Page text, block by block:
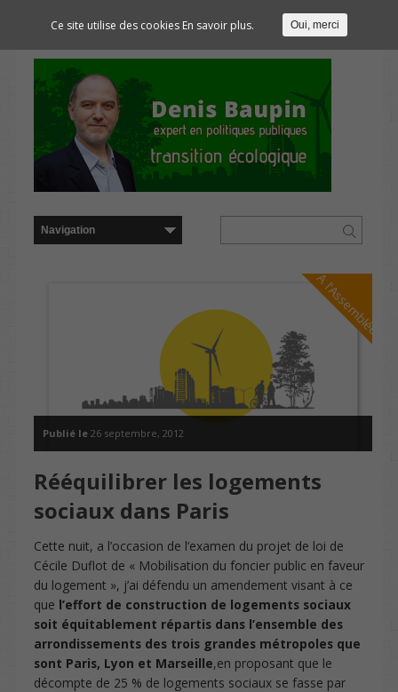
A l'Assemblée
Publié le26 septembre, 2012
Rééquilibrer les logements
sociaux dans Paris
Cette nuit, a l’occasion de l’examen du projet de loi de
Cécile Duflot de « Mobilisation du foncier public en faveur
du logement », j’ai défendu un amendement visant à ce
que l’effort de construction de logements sociaux
soit équitablement répartis dans l’ensemble des
arrondissements des trois grandes métropoles que
sont Paris, Lyon et Marseille,en proposant que le
décompte de 25 % de logements sociaux se fasse par
Ce site utilise des cookies En savoir plus. Oui, merci